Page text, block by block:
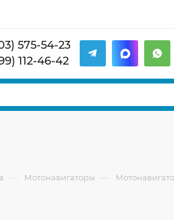
575-54-23
112-46-42
— Мотонавигаторы —